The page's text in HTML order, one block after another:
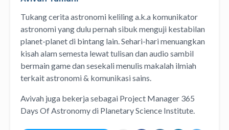
Tukang cerita astronomi kelilinga.k.a komunikator
astronomiyang dulu pernah sibuk menguji kestabilan
planet-planet di bintang lain. Sehari-hari menuangkan
kisah alam semesta lewattulisandanaudio sambil
bermain game dan sesekali menulis makalah ilmiah
terkait astronomi & komunikasi sains.
Avivah juga bekerja sebagai Project Manager 365
Days Of Astronomydi Planetary Science Institute